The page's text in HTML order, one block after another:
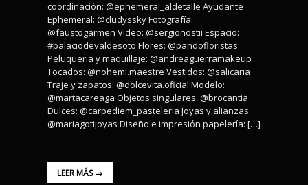
coordinación: @ephemeral_aldetalle Ayudante
Ephemeral: @cludyssky Fotografía:
@faustogarmen Video: @sergionostii Espacio:
#palaciodevaldesoto Flores: @pandofloristas
Peluqueria y maquillaje: @andreaguerramakeup
Tocados: @nohemi.maestre Vestidos: @salicaria
Traje y zapatos: @dolcevita.oficial Modelo:
@martacareaga Objetos singulares: @brocantia
Dulces: @carpediem_pasteleria Joyas y alianzas:
@mariagotijoyas Diseño e impresión papelería: […]
LEER MÁS →